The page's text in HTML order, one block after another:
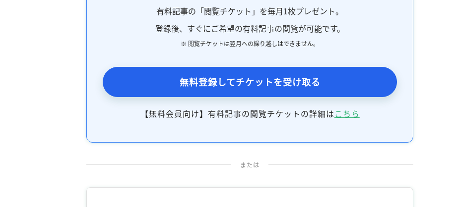
有料記事の「閲覧チケット」を毎月1枚プレゼント。
登録後、すぐにご希望の有料記事の閲覧が可能です。
※ 閲覧チケットは翌月への繰り越しはできません。
無料登録してチケットを受け取る
【無料会員向け】有料記事の閲覧チケットの詳細はこちら
または